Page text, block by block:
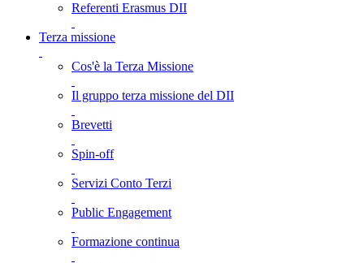
Referenti Erasmus DII
Terza missione
Cos'è la Terza Missione
Il gruppo terza missione del DII
Brevetti
Spin-off
Servizi Conto Terzi
Public Engagement
Formazione continua